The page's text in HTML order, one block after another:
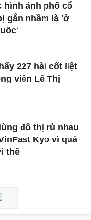
hình ảnh phố cổ
gắn nhầm là 'ở
227 hài cốt liệt
viên Lê Thị
đô thị rủ nhau
Kyo vì quá
thế